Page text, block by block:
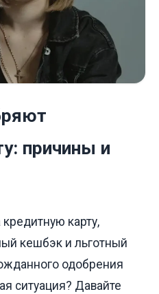
причины и
карту,
кешбэк и льготный
одобрения
ситуация? Давайте